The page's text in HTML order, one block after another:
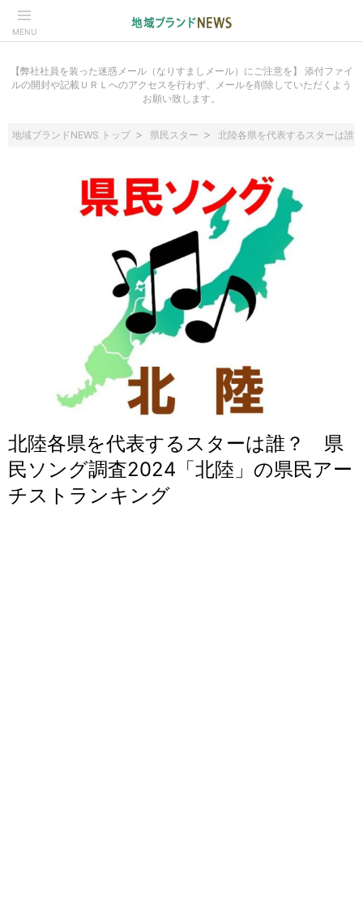
MENU
【弊社社員を装った迷惑メール（なりすましメール）にご注意を】 添付ファイ
ルの開封や記載ＵＲＬへのアクセスを行わず、メールを削除していただくよう
お願い致します。
地域ブランドNEWS トップ 県民スター 北陸各県を代表するスターは誰
北陸各県を代表するスターは誰？ 県
民ソング調査2024「北陸」の県民アー
チストランキング